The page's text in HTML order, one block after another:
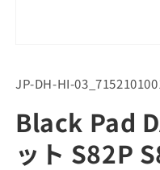
SKU:
JP-DH-HI-
Black Pad
ット S82P